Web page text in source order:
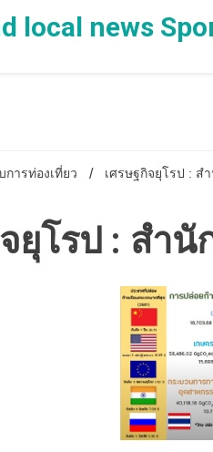
local news
การท่องเที่ยว เศรษฐกิจยุโรป : ส
ยุโรป : สำ